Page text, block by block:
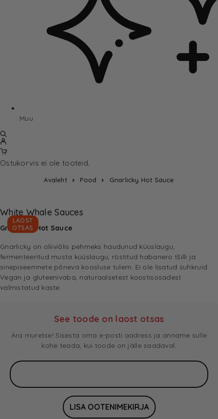
Muu
Ostukorvis ei ole tooteid.
Avaleht Pood Gnarlicky Hot Sauce
LAOST
OTSAS
White Whale Sauces
Gnarlicky Hot Sauce
Gnarlicky on oliiviõlis pehmeks haudunud küüslaugu,
fermenteeritud musta küüslaugu, röstitud habanero tšilli ja
sinepiseemnete põneva koosluse tulem. Ei ole lisatud suhkruid.
Vegan ja gluteenivaba, naturaalsetest koostisosadest
valmistatud kaste.
See toode on laost otsas
Ära muretse! Sisesta oma e-posti aadress ja anname sulle
kohe teada, kui toode on jälle saadaval.